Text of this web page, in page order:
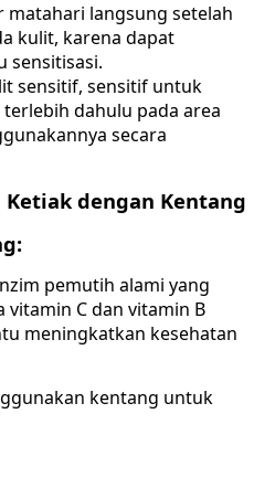
matahari langsung setelah
kulit, karena dapat
sensitisasi.
sensitif, sensitif untuk
dahulu pada area
secara
dengan Kentang
pemutih alami yang
C dan vitamin B
meningkatkan kesehatan
kentang untuk